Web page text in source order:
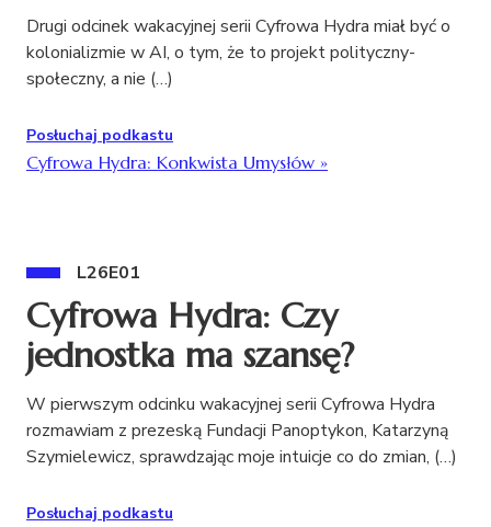
Drugi odcinek wakacyjnej serii Cyfrowa Hydra miał być o
kolonializmie w AI, o tym, że to projekt polityczny-
społeczny, a nie (…)
Posłuchaj podkastu
Cyfrowa Hydra: Konkwista Umysłów »
L26E01
Cyfrowa Hydra: Czy
jednostka ma szansę?
W pierwszym odcinku wakacyjnej serii Cyfrowa Hydra
rozmawiam z prezeską Fundacji Panoptykon, Katarzyną
Szymielewicz, sprawdzając moje intuicje co do zmian, (…)
Posłuchaj podkastu